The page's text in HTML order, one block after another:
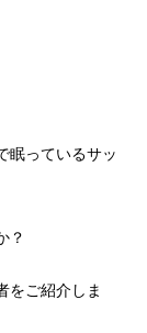
眠っているサッ
？
をご紹介しま